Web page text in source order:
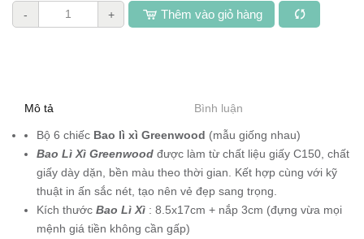
- + Thêm vào giỏ hàng
Mô tả Bình luận
Bộ 6 chiếc Bao lì xì Greenwood (mẫu giống nhau)
Bao Lì Xì Greenwood được làm từ chất liệu giấy C150, chất
giấy dày dặn, bền màu theo thời gian. Kết hợp cùng với kỹ
thuật in ấn sắc nét, tạo nên vẻ đẹp sang trọng.
Kích thước Bao Lì Xì : 8.5x17cm + nắp 3cm (đựng vừa mọi
mệnh giá tiền không cần gấp)